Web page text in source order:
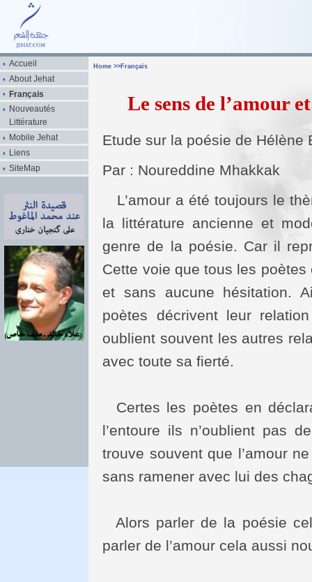
Accueil
About Jehat
Français
Nouveautés
Littérature
Mobile Jehat
Liens
SiteMap
Home >> Français
Le sens de l’amour
Etude sur la poésie de Hélène
Par : Noureddine Mhakkak
L’amour a été toujours le
la littérature ancienne et
genre de la poésie. Car il
Cette voie que tous les
et sans aucune hésitation.
poètes décrivent leur
oublient souvent les autres
avec toute sa fierté.
Certes les poètes en
l’entoure ils n’oublient pas
trouve souvent que l’amour
sans ramener avec lui des
Alors parler de la poésie
parler de l’amour cela aussi